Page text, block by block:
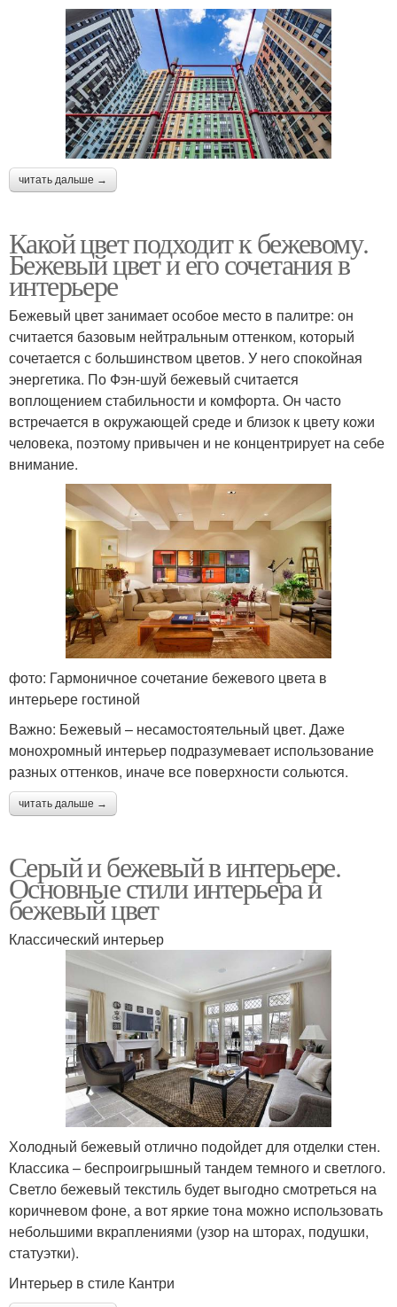
читать дальше →
Какой цвет подходит к бежевому.
Бежевый цвет и его сочетания в
интерьере
Бежевый цвет занимает особое место в палитре: он
считается базовым нейтральным оттенком, который
сочетается с большинством цветов. У него спокойная
энергетика. По Фэн-шуй бежевый считается
воплощением стабильности и комфорта. Он часто
встречается в окружающей среде и близок к цвету кожи
человека, поэтому привычен и не концентрирует на себе
внимание.
фото: Гармоничное сочетание бежевого цвета в
интерьере гостиной
Важно: Бежевый – несамостоятельный цвет. Даже
монохромный интерьер подразумевает использование
разных оттенков, иначе все поверхности сольются.
читать дальше →
Серый и бежевый в интерьере.
Основные стили интерьера и
бежевый цвет
Классический интерьер
Холодный бежевый отлично подойдет для отделки стен.
Классика – беспроигрышный тандем темного и светлого.
Светло бежевый текстиль будет выгодно смотреться на
коричневом фоне, а вот яркие тона можно использовать
небольшими вкраплениями (узор на шторах, подушки,
статуэтки).
Интерьер в стиле Кантри